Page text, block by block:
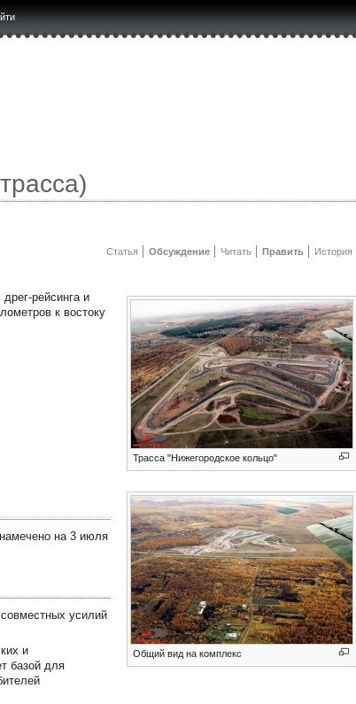
Статья Обсуждение Читать Править История
Трасса "Нижегородское кольцо"
Общий вид на комплекс
рейсинга и
к востоку
на 3 июля
усилий
и
базой для